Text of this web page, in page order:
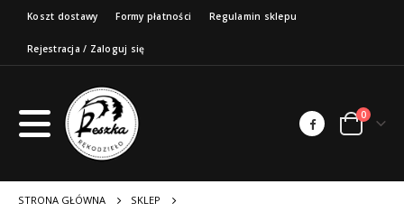
Koszt dostawy Formy płatności Regulamin sklepu
Rejestracja / Zaloguj się
0
STRONA GŁÓWNA
SKLEP